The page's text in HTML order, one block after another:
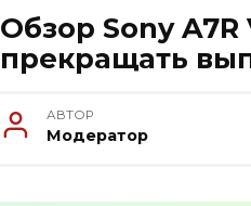
Обзор Sony
прекращать
АВТОР
Модератор